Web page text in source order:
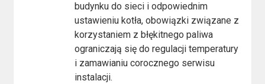
budynku do sieci i odpowiednim
ustawieniu kotła, obowiązki związane z
korzystaniem z błękitnego paliwa
ograniczają się do regulacji temperatury
i zamawianiu corocznego serwisu
instalacji.